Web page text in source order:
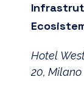
Hotel
20, Milano